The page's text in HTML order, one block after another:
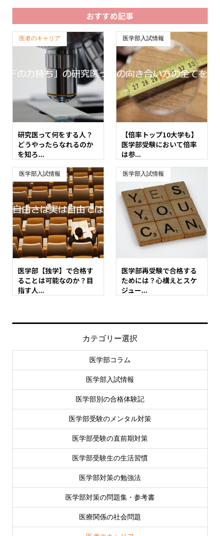
おすすめ記事
医者のキャリア
研究医って何をする人？
どうやったらなれるのか
を知ろ...
医学部入試情報
【倍率トップ10大学も】
医学部受験において倍率
は参...
医学部入試情報
医学部【独学】で合格す
ることは可能なのか？目
指す人...
医学部入試情報
医学部再受験で合格する
ためには？心構えとスケ
ジュー...
カテゴリー選択
医学部コラム
医学部入試情報
医学部別の合格体験記
医学部受験のメンタル対策
医学部受験の直前期対策
医学部受験生の生活習慣
医学部対策の勉強法
医学部対策の問題集・参考書
医療関係の社会問題